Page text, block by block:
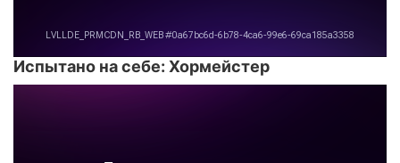
Испытано на себе: Хормейстер